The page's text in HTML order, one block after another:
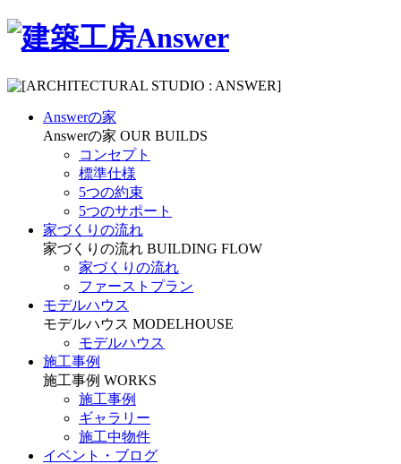
Answerの家
Answerの家 OUR BUILDS
コンセプト
標準仕様
5つの約束
5つのサポート
家づくりの流れ
家づくりの流れ BUILDING FLOW
家づくりの流れ
ファーストプラン
モデルハウス
モデルハウス MODELHOUSE
モデルハウス
施工事例
施工事例 WORKS
施工事例
ギャラリー
施工中物件
イベント・ブログ